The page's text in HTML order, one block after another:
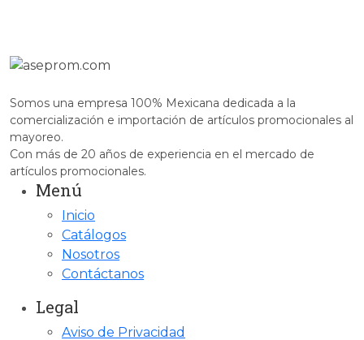
Somos una empresa 100% Mexicana dedicada a la
comercialización e importación de artículos promocionales al
mayoreo.
Con más de 20 años de experiencia en el mercado de
artículos promocionales.
Menú
Inicio
Catálogos
Nosotros
Contáctanos
Legal
Aviso de Privacidad